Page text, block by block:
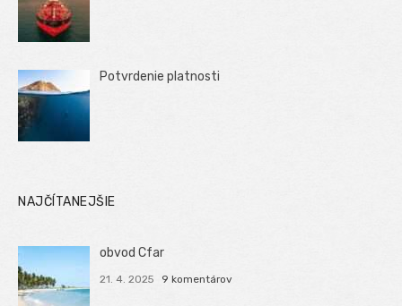
Potvrdenie platnosti
NAJČÍTANEJŠIE
obvod Cfar
21. 4. 2025 9 komentárov